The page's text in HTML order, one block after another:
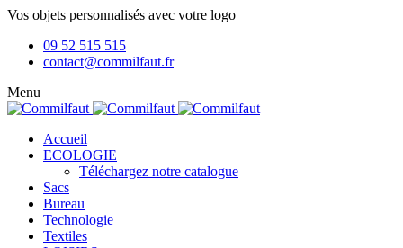
Vos objets personnalisés avec votre logo
09 52 515 515
contact@commilfaut.fr
Menu
Accueil
ECOLOGIE
Téléchargez notre catalogue
Sacs
Bureau
Technologie
Textiles